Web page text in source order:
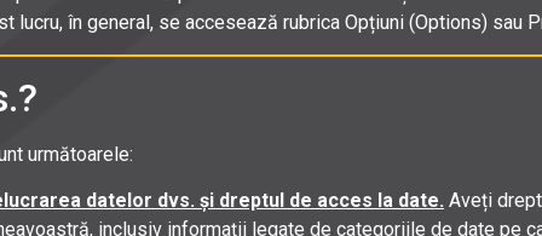
lucru, în general, se accesează rubrica Opțiuni (Options) sau
următoarele:
datelor dvs. și dreptul de acces la date. Aveți
inclusiv informații legate de categoriile de date pe